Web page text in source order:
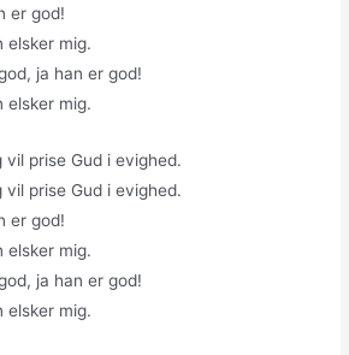
er god!
elsker mig.
ja han er god!
elsker mig.
vil prise Gud i evighed.
vil prise Gud i evighed.
er god!
elsker mig.
ja han er god!
elsker mig.